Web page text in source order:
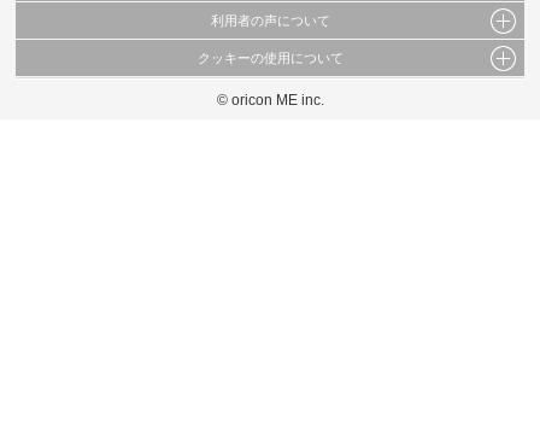
当サイトで公開されている情報（文字、写真、イラスト、画像データ等）及びこれらの配
これらの情報を権利者の許可なく無断転載・複製などの二次利用を行うことは固く禁じて
利用者の声について
当サイトに掲載している内容はすべてサービスの利用者が提出された見解・感想です。
弊社の見解・ 意見ではないことをご理解いただいた上でご覧ください。
クッキーの使用について
このサイトでは Cookie を使用して、ユーザーに合わせたコンテンツや広告の表示、ソー
© oricon ME inc.